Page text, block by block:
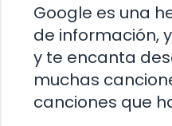
Google es una
de información,
y te encanta
muchas
canciones que